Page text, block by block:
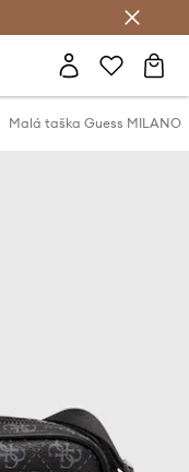
Malá taška Guess MILANO